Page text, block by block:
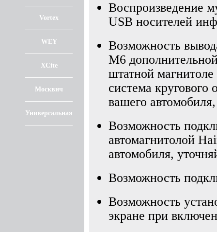
Vortex
WEY
XCite
Москвич
Универсальная
Воспроизведение
USB носителей
Возможность
M6
штатной
система кругового
вашего
Возможность
автомагнитолой
автомобиля,
Возможность
Возможность
экране при